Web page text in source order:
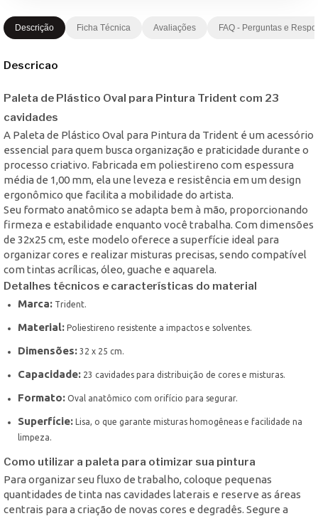
Descrição Ficha Técnica Avaliações FAQ - Perguntas e
Descricao
Paleta de Plástico Oval para Pintura Trident com 23
cavidades
A Paleta de Plástico Oval para Pintura da Trident é um acessório
essencial para quem busca organização e praticidade durante o
processo criativo. Fabricada em poliestireno com espessura
média de 1,00 mm, ela une leveza e resistência em um design
ergonômico que facilita a mobilidade do artista.
Seu formato anatômico se adapta bem à mão, proporcionando
firmeza e estabilidade enquanto você trabalha. Com dimensões
de 32x25 cm, este modelo oferece a superfície ideal para
organizar cores e realizar misturas precisas, sendo compatível
com tintas acrílicas, óleo, guache e aquarela.
Detalhes técnicos e características do material
Marca: Trident.
Material: Poliestireno resistente a impactos e solventes.
Dimensões: 32 x 25 cm.
Capacidade: 23 cavidades para distribuição de cores e misturas.
Formato: Oval anatômico com orifício para segurar.
Superfície: Lisa, o que garante misturas homogêneas e facilidade na
limpeza.
Como utilizar a paleta para otimizar sua pintura
Para organizar seu fluxo de trabalho, coloque pequenas
quantidades de tinta nas cavidades laterais e reserve as áreas
centrais para a criação de novas cores e degradês. Segure a